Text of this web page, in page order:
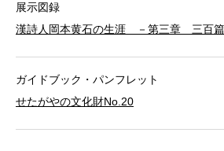
展示図録
漢詩人岡本黄石の生涯 －第三章 三百篇
ガイドブック・パンフレット
せたがやの文化財No.20